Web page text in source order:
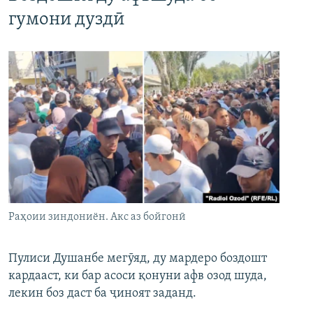
гумони дуздӣ
Раҳоии зиндониён. Акс аз бойгонӣ
Пулиси Душанбе мегӯяд, ду мардеро боздошт
кардааст, ки бар асоси қонуни афв озод шуда,
лекин боз даст ба ҷиноят заданд.